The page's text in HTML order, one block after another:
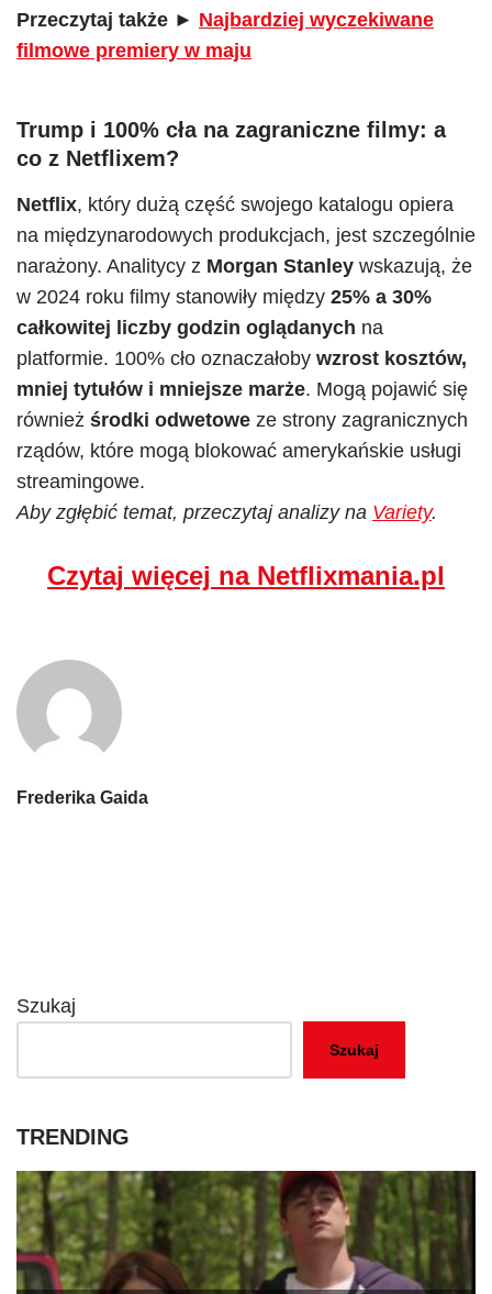
Przeczytaj także ► Najbardziej wyczekiwane
filmowe premiery w maju
Trump i 100% cła na zagraniczne filmy: a
co z Netflixem?
Netflix, który dużą część swojego katalogu opiera
na międzynarodowych produkcjach, jest szczególnie
narażony. Analitycy z Morgan Stanley wskazują, że
w 2024 roku filmy stanowiły między 25% a 30%
całkowitej liczby godzin oglądanych na
platformie. 100% cło oznaczałoby wzrost kosztów,
mniej tytułów i mniejsze marże. Mogą pojawić się
również środki odwetowe ze strony zagranicznych
rządów, które mogą blokować amerykańskie usługi
streamingowe.
Aby zgłębić temat, przeczytaj analizy na Variety.
Czytaj więcej na Netflixmania.pl
Frederika Gaida
Szukaj
Szukaj
TRENDING